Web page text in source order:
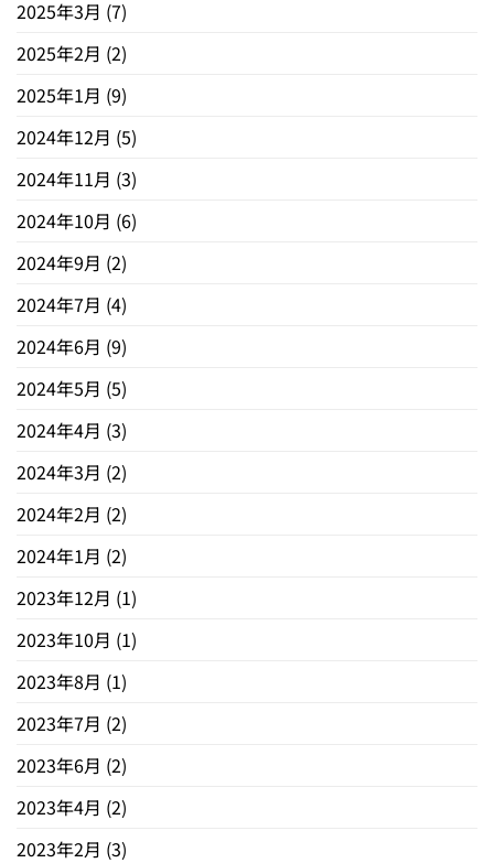
2025年3月 (7)
2025年2月 (2)
2025年1月 (9)
2024年12月 (5)
2024年11月 (3)
2024年10月 (6)
2024年9月 (2)
2024年7月 (4)
2024年6月 (9)
2024年5月 (5)
2024年4月 (3)
2024年3月 (2)
2024年2月 (2)
2024年1月 (2)
2023年12月 (1)
2023年10月 (1)
2023年8月 (1)
2023年7月 (2)
2023年6月 (2)
2023年4月 (2)
2023年2月 (3)